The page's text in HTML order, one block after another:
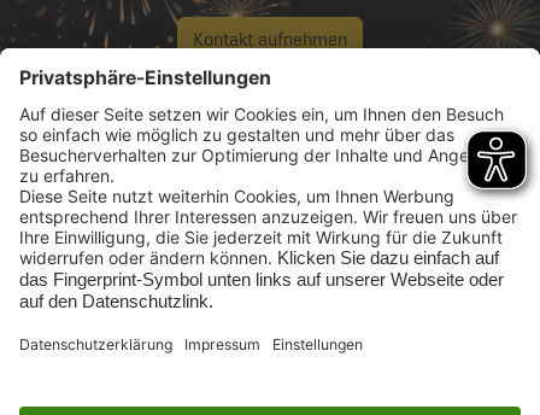
Kontakt aufnehmen
Rufen Sie uns an:
0208 96988 12